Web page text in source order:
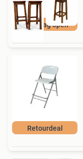
Zaterdag open
Retourdeal